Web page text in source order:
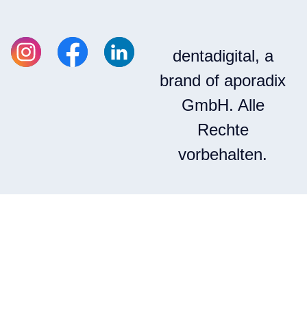
dentadigital, a
brand of aporadix
GmbH. Alle
Rechte
vorbehalten.